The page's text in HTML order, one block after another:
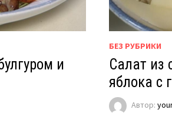
и
БЕЗ РУБРИКИ
Салат из
яблока с
Автор: